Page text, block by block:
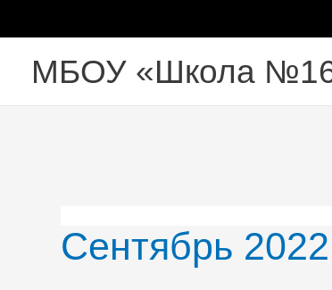
МБОУ «Школа
Сентябрь 2022